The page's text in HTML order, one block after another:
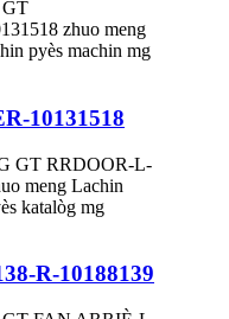
10131518
R-10188139